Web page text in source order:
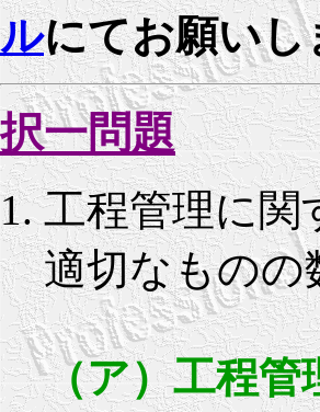
ルにてお願いし
択一問題
工程管理に関
適切なものの
（ア）工程管